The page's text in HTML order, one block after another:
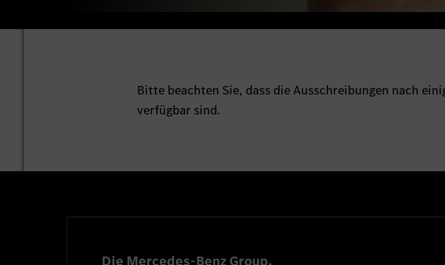
Bitte beachten Sie, dass die Ausschreibungen nach
verfügbar sind.
Die Mercedes-Benz Group.